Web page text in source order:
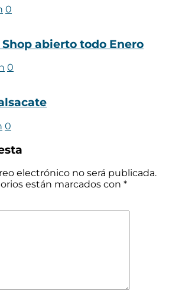
0
abierto todo Enero
0
0
electrónico no será publicada.
están marcados con *